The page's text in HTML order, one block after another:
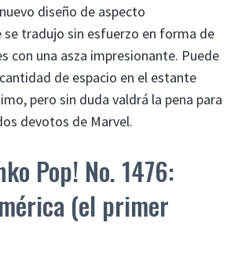
diseño de aspecto
se tradujo sin esfuerzo en forma de
con una asza impresionante. Puede
de espacio en el estante
pero sin duda valdrá la pena para
devotos de Marvel.
Pop! No. 1476:
(el primer